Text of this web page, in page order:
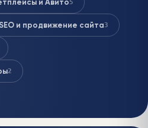
и Авито5
SEO и продвижение сайта3
2